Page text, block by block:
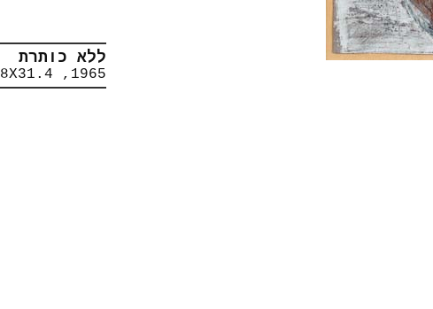
ללא כותרת
1965, 23.8X31.4, פנדה על נייר